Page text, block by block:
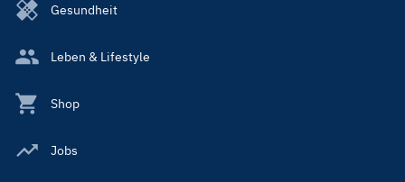
Gesundheit
Leben & Lifestyle
Shop
Jobs